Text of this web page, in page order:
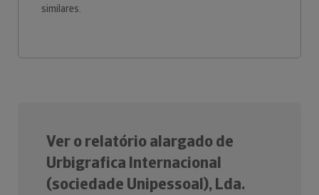
similares.
Ver o relatório alargado de
Urbigrafica Internacional
(sociedade Unipessoal), Lda.